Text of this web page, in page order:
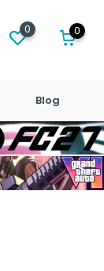
0 0
Blog